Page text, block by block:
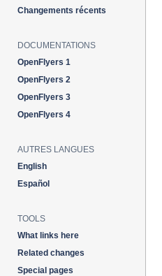
Changements récents
DOCUMENTATIONS
OpenFlyers 1
OpenFlyers 2
OpenFlyers 3
OpenFlyers 4
AUTRES LANGUES
English
Español
TOOLS
What links here
Related changes
Special pages